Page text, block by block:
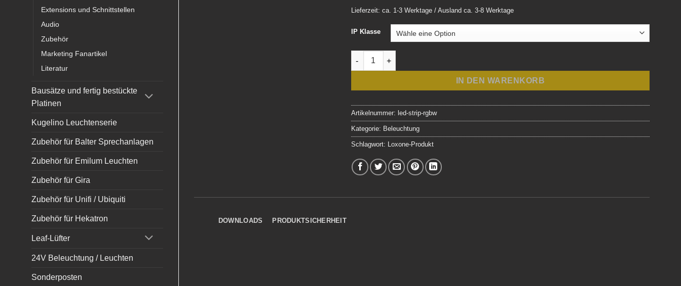
Extensions und Schnittstellen
Audio
Zubehör
Marketing Fanartikel
Literatur
Bausätze und fertig bestückte
Platinen
Kugelino Leuchtenserie
Zubehör für Balter Sprechanlagen
Zubehör für Emilum Leuchten
Zubehör für Gira
Zubehör für Unifi / Ubiquiti
Zubehör für Hekatron
Leaf-Lüfter
24V Beleuchtung / Leuchten
Sonderposten
Lieferzeit: ca. 1-3 Werktage / Ausland ca. 3-8 Werktage
IP Klasse
Loxone RGBW LED Streifen 5m Menge
IN DEN WARENKORB
Artikelnummer: led-strip-rgbw
Kategorie: Beleuchtung
Schlagwort: Loxone-Produkt
DOWNLOADS PRODUKTSICHERHEIT